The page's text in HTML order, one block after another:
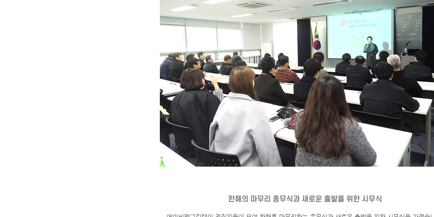
한해의 마무리 종무식과 새로운 출발을 위한 시무식